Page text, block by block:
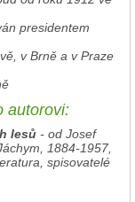
presidentem
v Brně a v Praze
autorovi:
lesů - od Josef
1884-1957,
spisovatelé